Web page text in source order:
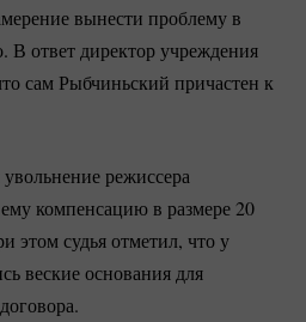
вынести проблему в
В ответ директор учреждения
сам Рыбчиньский причастен к
режиссера
компенсацию в размере 20
этом судья отметил, что у
веские основания для